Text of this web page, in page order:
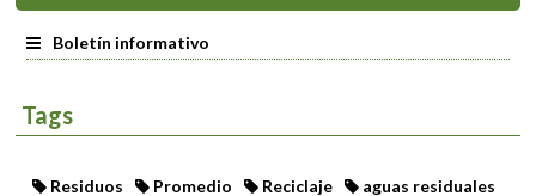
Boletín informativo
Tags
Residuos Promedio Reciclaje aguas residuales